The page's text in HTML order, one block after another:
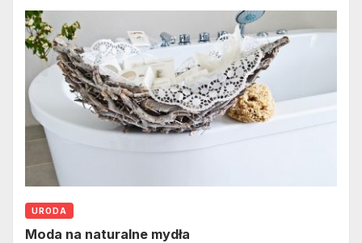
URODA
Moda na naturalne mydła